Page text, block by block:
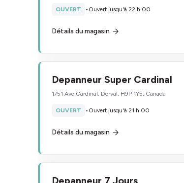
OUVERT • Ouvert jusqu'à 22 h 00
Détails du magasin
Depanneur Super Cardinal
1751 Ave Cardinal, Dorval, H9P 1Y5, Canada
OUVERT • Ouvert jusqu'à 21 h 00
Détails du magasin
Depanneur 7 Jours